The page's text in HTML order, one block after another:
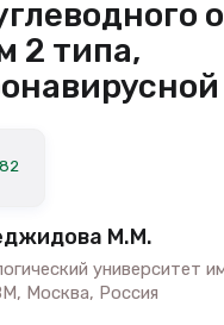
2 типа,
М.М.
университет
Москва, Россия